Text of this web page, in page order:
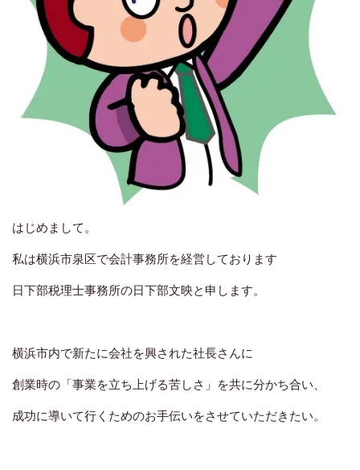
はじめまして。
私は横浜市泉区で会計事務所を経営しております
日下部税理士事務所の日下部文映と申します。
横浜市内で新たに会社を興された社長さんに
創業時の「事業を立ち上げる苦しさ」を共に分かち合い、
成功に導いて行くためのお手伝いをさせていただきたい。